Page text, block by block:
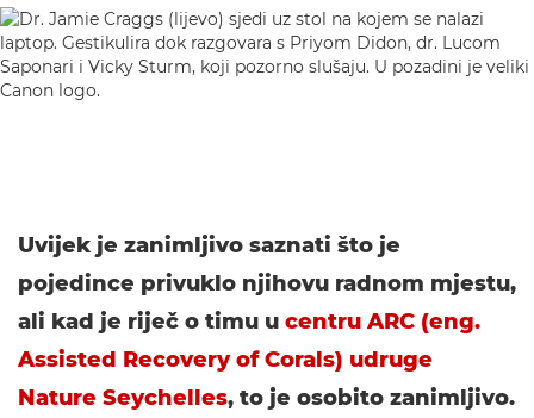
Uvijek je zanimljivo saznati što je
pojedince privuklo njihovu radnom mjestu,
ali kad je riječ o timu u centru ARC (eng.
Assisted Recovery of Corals) udruge
Nature Seychelles, to je osobito zanimljivo.